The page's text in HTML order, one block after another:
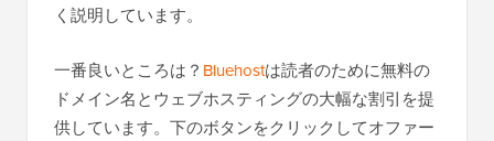
く説明しています。
一番良いところは？ Bluehostは読者のために無料の
ドメイン名とウェブホスティングの大幅な割引を提
供しています。下のボタンをクリックしてオファー